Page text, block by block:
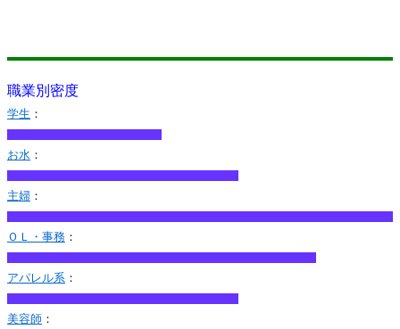
職業別密度
学生 ：
お水 ：
主婦 ：
ＯＬ・事務 ：
アパレル系 ：
美容師 ：